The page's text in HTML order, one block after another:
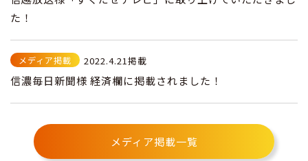
た！
メディア掲載 2022.4.21掲載
信濃毎日新聞様 経済欄に掲載されました！
メディア掲載一覧